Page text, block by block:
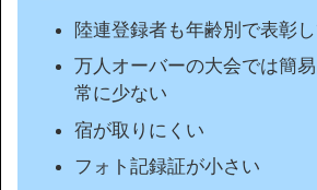
陸連登録者も年齢別で表彰
万人オーバーの大会では簡
常に少ない
宿が取りにくい
フォト記録証が小さい